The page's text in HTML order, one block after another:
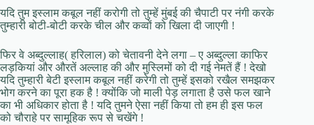
यदि तुम इस्लाम कबूल नहीं करोगी तो तुम्हें मुंबई की चैपाटी पर नंगी करके
तुम्हारी बोटी-बोटी करके चील और कव्वों को खिला दी जाएगी !
फिर वे अब्दुल्लाह( हरिलाल) को चेतावनी देने लगा – ए अब्दुल्ला काफिर
लड़कियां और औरतें अल्लाह की और मुस्लिमों को दी गई नेमतें हैं ! देखो
यदि तुम्हारी बेटी इस्लाम कबूल नहीं करेगी तो तुम्हें इसको रखैल समझकर
भोग करने का पूरा हक है ! क्योंकि जो माली पेड़ लगाता है उसे फल खाने
का भी अधिकार होता है ! यदि तुमने ऐसा नहीं किया तो हम ही इस फल
को चौराहे पर सामूहिक रूप से चखेंगे !